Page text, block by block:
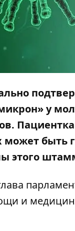
у
быть
этого
и